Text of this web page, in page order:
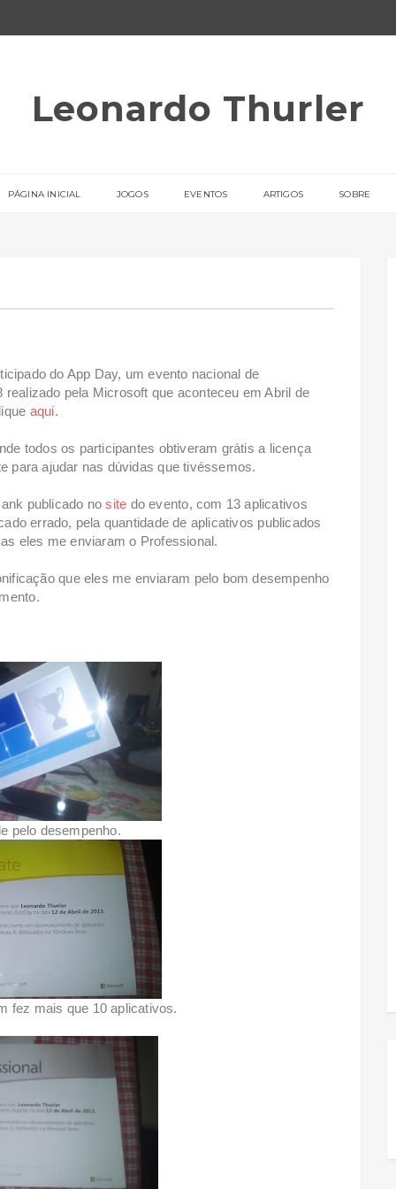
Leonardo Thurler
PÁGINA INICIAL JOGOS EVENTOS ARTIGOS SOBRE
do App Day, um evento nacional de
pela Microsoft que aconteceu em Abril de
aqui.
todos os participantes obtiveram grátis a licença
para ajudar nas dúvidas que tivéssemos.
publicado nosite do evento, com 13 aplicativos
errado, pela quantidade de aplicativos publicados
eles me enviaram o Professional.
que eles me enviaram pelo bom desempenho
fez mais que 10 aplicativos.